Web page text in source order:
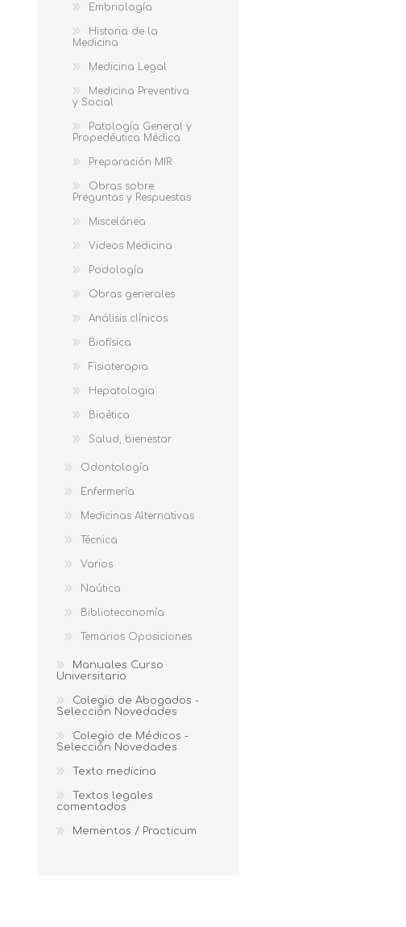
Embriología
Historia de la
Medicina
Medicina Legal
Medicina Preventiva
y Social
Patología General y
Propedéutica Médica
Preparación MIR
Obras sobre
Preguntas y Respuestas
Miscelánea
Videos Medicina
Podología
Obras generales
Análisis clínicos
Biofísica
Fisioterapia
Hepatologia
Bioética
Salud, bienestar
Odontología
Enfermería
Medicinas Alternativas
Técnica
Varios
Naútica
Biblioteconomía
Temarios Oposiciones
Manuales Curso
Universitario
Colegio de Abogados -
Selección Novedades
Colegio de Médicos -
Selección Novedades
Texto medicina
Textos legales
comentados
Mementos / Practicum